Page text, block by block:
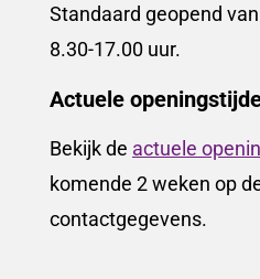
Standaard geopend
8.30-17.00 uur.
Actuele
Bekijk de actuele
komende 2 weken op
contactgegevens.